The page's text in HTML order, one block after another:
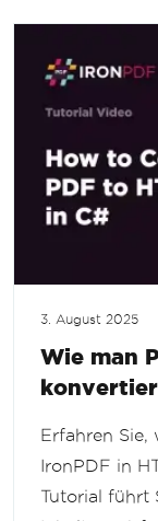
3. August 2025
Wie man
Erfahren
IronPDF in
Tutorial führt